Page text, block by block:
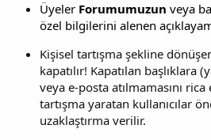
Üyeler Forumumuzun veya
özel bilgilerini alenen
Kişisel tartışma şekline
kapatılır! Kapatılan başlıklara
veya e-posta atılmamasını
tartışma yaratan kullanıcılar
uzaklaştırma verilir.